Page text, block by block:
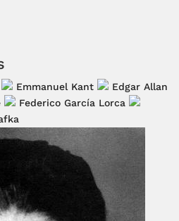
Emmanuel Kant
Edgar Allan
Federico García Lorca